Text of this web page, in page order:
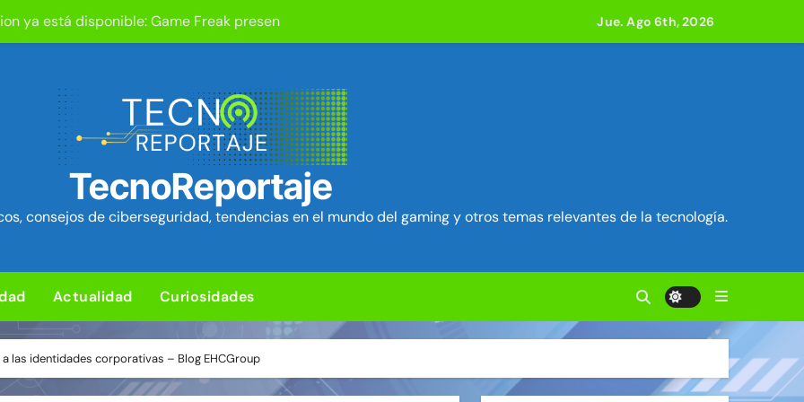
ya está disponible: Game Freak presenta su nuevo RPG de acción
en cPanel permite ejecutar SQL como root (extra: vulnerabilidad en Exim) ~ Segu-Info
para sorprender con pocos ingredientes
ciberataques que interrumpen los servicios de agua en Estados Unidos ~ Segu-Info
84 fallos en los núcleos 4G y 5G, incluido un fallo de secuestro de sesión ~ Segu-Info
Android baratos se hacen pasar por teléfonos y se convierten en servidores proxy. ~ Segu-Info
corrigen 1.442 fallos, más que las 23 actualizaciones anteriores juntas ~ Segu-Info
en el kernel de Linux (OVSwrap) con exploit activo afecta 800 compilaciones
Jue. Ago 6th, 2026
TecnoReportaje
consejos de ciberseguridad, tendencias en el mundo del gaming y otros temas relevantes de la tecnología.
Actualidad Curiosidades
las identidades corporativas – Blog EHCGroup